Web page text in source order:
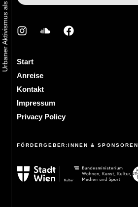
Start
Anreise
Kontakt
Impressum
Privacy Policy
FÖRDERGEBER:INNEN & SPONSOREN